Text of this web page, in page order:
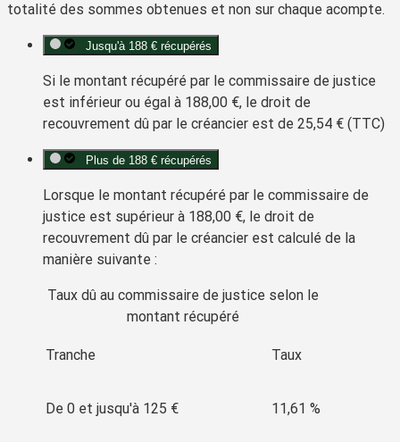
totalité des sommes obtenues et non sur chaque acompte.
Jusqu'à 188 € récupérés
Si le montant récupéré par le commissaire de justice
est inférieur ou égal à 188,00 €, le droit de
recouvrement dû par le créancier est de 25,54 € (TTC)
Plus de 188 € récupérés
Lorsque le montant récupéré par le commissaire de
justice est supérieur à 188,00 €, le droit de
recouvrement dû par le créancier est calculé de la
manière suivante :
Taux dû au commissaire de justice selon le
montant récupéré
Tranche Taux
De 0 et jusqu'à 125 € 11,61 %